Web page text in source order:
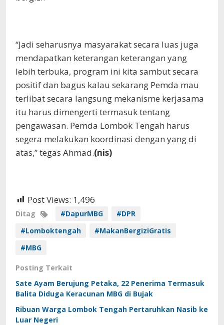
“Jadi seharusnya masyarakat secara luas juga
mendapatkan keterangan keterangan yang
lebih terbuka, program ini kita sambut secara
positif dan bagus kalau sekarang Pemda mau
terlibat secara langsung mekanisme kerjasama
itu harus dimengerti termasuk tentang
pengawasan. Pemda Lombok Tengah harus
segera melakukan koordinasi dengan yang di
atas,” tegas Ahmad.(nis)
Post Views: 1,496
Ditag #DapurMBG
#DPR
#Lomboktengah
#MakanBergiziGratis
#MBG
Posting Terkait
Sate Ayam Berujung Petaka, 22 Penerima Termasuk
Balita Diduga Keracunan MBG di Bujak
Ribuan Warga Lombok Tengah Pertaruhkan Nasib ke
Luar Negeri